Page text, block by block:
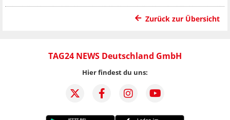
Zurück zur Übersicht
TAG24 NEWS Deutschland GmbH
Hier findest du uns: